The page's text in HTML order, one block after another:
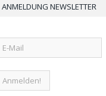
ANMELDUNG NEWSLETTER